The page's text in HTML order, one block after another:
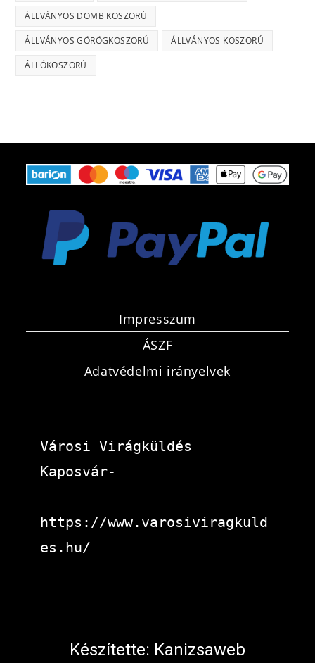
ÁLLVÁNYOS DOMB KOSZORÚ
ÁLLVÁNYOS GÖRÖGKOSZORÚ ÁLLVÁNYOS KOSZORÚ
ÁLLÓKOSZORÚ
Impresszum
ÁSZF
Adatvédelmi irányelvek
Városi Virágküldés
Kaposvár-
https://www.varosiviragkuld
es.hu/
Készítette: Kanizsaweb